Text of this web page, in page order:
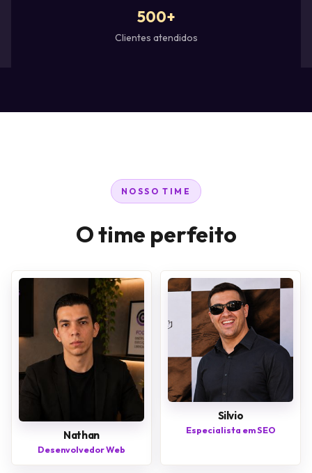
500+
Clientes atendidos
NOSSO TIME
O time perfeito
Nathan
Desenvolvedor Web
Silvio
Especialista em SEO